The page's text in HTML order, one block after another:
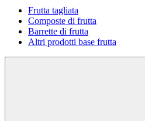
Frutta tagliata
Composte di frutta
Barrette di frutta
Altri prodotti base frutta